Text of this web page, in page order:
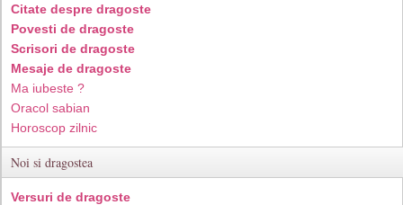
Citate despre dragoste
Povesti de dragoste
Scrisori de dragoste
Mesaje de dragoste
Ma iubeste ?
Oracol sabian
Horoscop zilnic
Noi si dragostea
Versuri de dragoste